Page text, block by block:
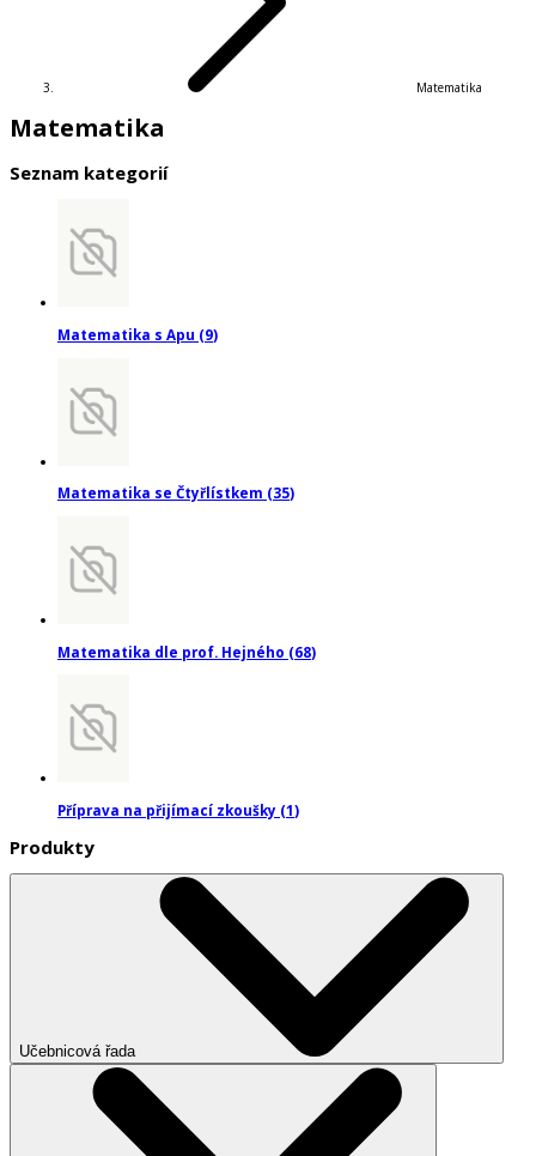
Matematika
Matematika
Seznam kategorií
Matematika s Apu (9)
Matematika se Čtyřlístkem (35)
Matematika dle prof. Hejného (68)
Příprava na přijímací zkoušky (1)
Produkty
Učebnicová řada